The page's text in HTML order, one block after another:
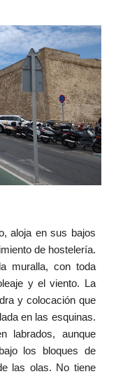
aloja en sus bajos
de hostelería.
muralla, con toda
y el viento. La
y colocación que
en las esquinas.
labrados, aunque
los bloques de
las olas. No tiene